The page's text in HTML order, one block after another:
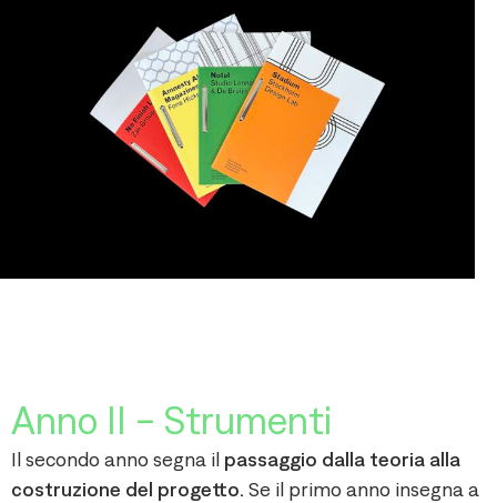
Anno II - Strumenti
Il secondo anno segna il passaggio dalla teoria alla
costruzione del progetto. Se il primo anno insegna a